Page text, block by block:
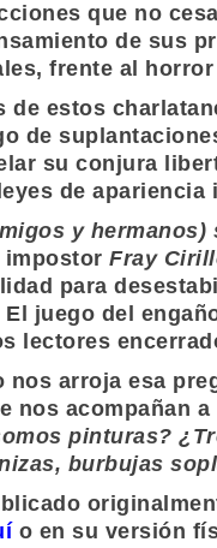
que no
de sus
frente al
de estos
de
su conjura
de apariencia
y
impostor Fray
para
juego del
lectores
nos arroja esa
nos acompañan
pinturas?
burbujas
o en su versión